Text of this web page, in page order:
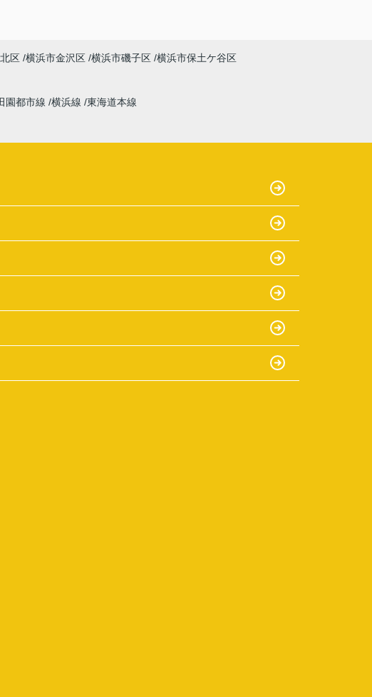
区 横浜市金沢区 横浜市磯子区 横浜市保土ケ谷区
園都市線 横浜線 東海道本線